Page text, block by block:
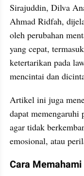
Sirajuddin, Dilva
Ahmad Ridfah,
oleh perubahan
yang cepat,
ketertarikan pada
mencintai dan
Artikel ini juga
dapat
agar tidak
emosional, atau
Cara